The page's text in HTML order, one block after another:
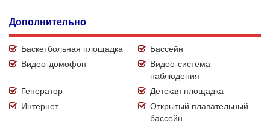
Дополнительно
Баскетбольная площадка
Бассейн
Видео-домофон
Видео-система
наблюдения
Генератор
Детская площадка
Интернет
Открытый плавательный
бассейн